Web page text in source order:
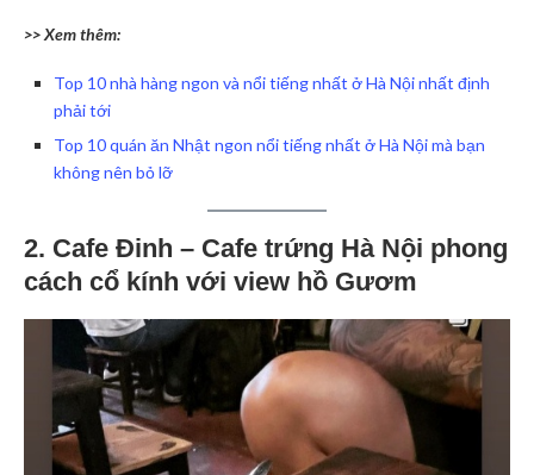
>> Xem thêm:
Top 10 nhà hàng ngon và nổi tiếng nhất ở Hà Nội nhất định
phải tới
Top 10 quán ăn Nhật ngon nổi tiếng nhất ở Hà Nội mà bạn
không nên bỏ lỡ
2. Cafe Đinh – Cafe trứng Hà Nội phong
cách cổ kính với view hồ Gươm